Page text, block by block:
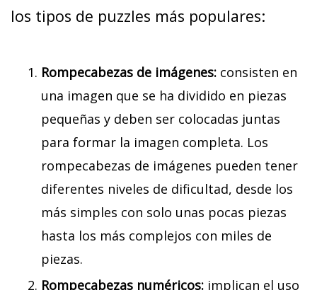
los tipos de puzzles más populares:
Rompecabezas de imágenes: consisten en
una imagen que se ha dividido en piezas
pequeñas y deben ser colocadas juntas
para formar la imagen completa. Los
rompecabezas de imágenes pueden tener
diferentes niveles de dificultad, desde los
más simples con solo unas pocas piezas
hasta los más complejos con miles de
piezas.
Rompecabezas numéricos: implican el uso